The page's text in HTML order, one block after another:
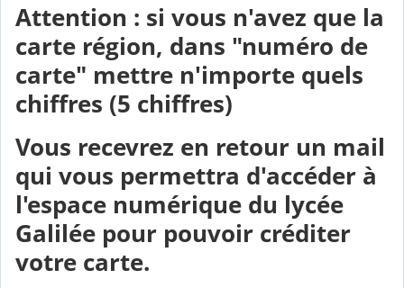
Attention : si vous n'avez que la
carte région, dans "numéro de
carte" mettre n'importe quels
chiffres (5 chiffres)
Vous recevrez en retour un mail
qui vous permettra d'accéder à
l'espace numérique du lycée
Galilée pour pouvoir créditer
votre carte.